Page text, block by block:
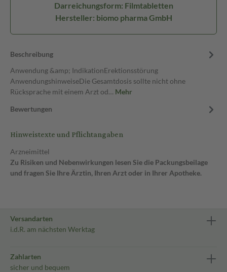
Darreichungsform: Filmtabletten
Hersteller: biomo pharma GmbH
Beschreibung
Anwendung &amp; IndikationErektionsstörung
AnwendungshinweiseDie Gesamtdosis sollte nicht ohne
Rücksprache mit einem Arzt od… Mehr
Bewertungen
Hinweistexte und Pflichtangaben
Arzneimittel
Zu Risiken und Nebenwirkungen lesen Sie die Packungsbeilage
und fragen Sie Ihre Ärztin, Ihren Arzt oder in Ihrer Apotheke.
Versandarten
i.d.R. am nächsten Werktag
Zahlarten
sicher und bequem